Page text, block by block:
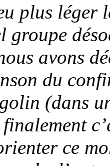
plus léger
groupe
avons
du
(dans
ce